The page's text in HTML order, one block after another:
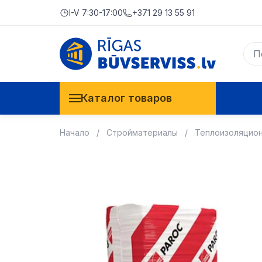
I-V 7:30-17:00 +371 29 13 55 91
Каталог товаров
Начало Стройматериалы